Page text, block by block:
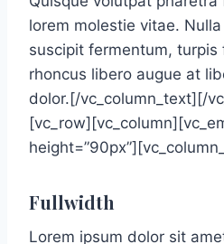
lorem molestie vitae.
suscipit fermentum,
rhoncus libero augue at
dolor.[/vc_column_text][/
Fullwidth
Lorem ipsum dolor sit